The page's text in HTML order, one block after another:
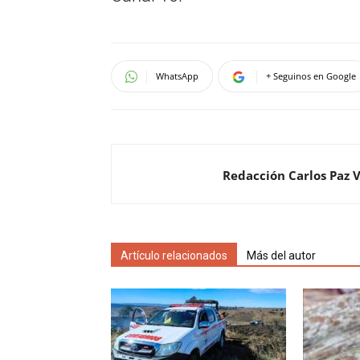
WhatsApp + Seguinos en Google
Redacción Carlos Paz
Artículo relacionados Más del autor